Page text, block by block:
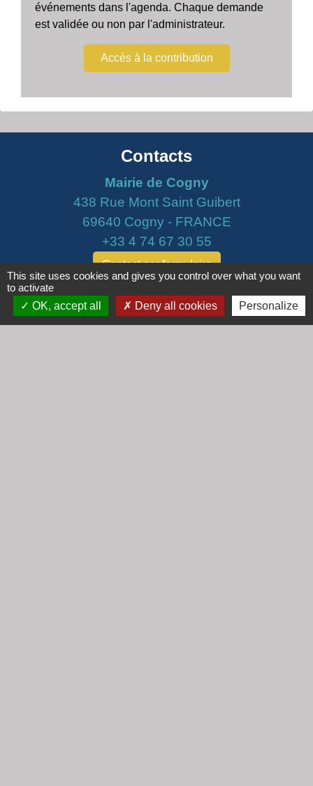
événements dans l'agenda. Chaque demande
est validée ou non par l'administrateur.
Accès à la contribution
Contacts
Mairie de Cogny
438 Rue Mont Saint Guibert
69640 Cogny - FRANCE
+33 4 74 67 30 55
Contact par formulaire
Horaires
Lundi : 16h30 - 18h30
This site uses cookies and gives you control over what you want
to activate
OK, accept all
Deny all cookies Personalize